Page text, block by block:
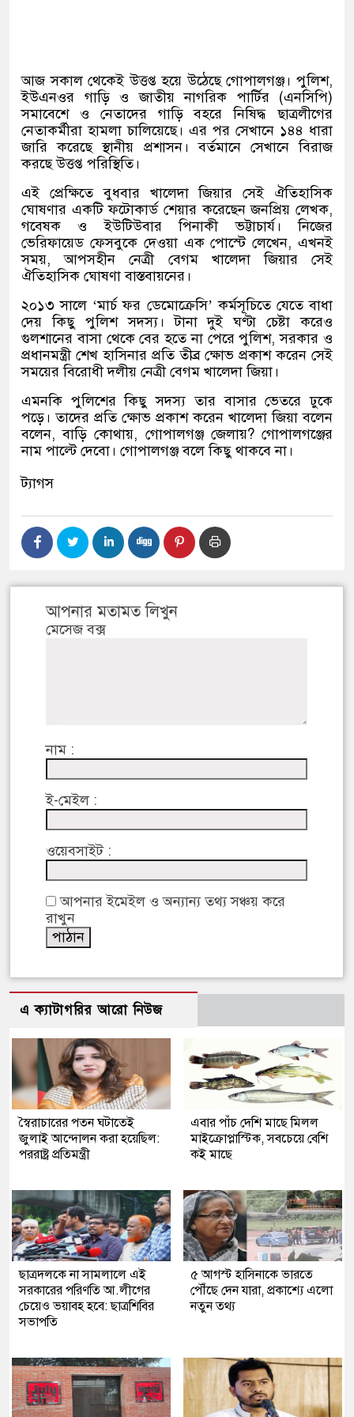
আজ সকাল থেকেই উত্তপ্ত হয়ে উঠেছে গোপালগঞ্জ। পুলিশ,
ইউএনওর গাড়ি ও জাতীয় নাগরিক পার্টির (এনসিপি)
সমাবেশে ও নেতাদের গাড়ি বহরে নিষিদ্ধ ছাত্রলীগের
নেতাকর্মীরা হামলা চালিয়েছে। এর পর সেখানে ১৪৪ ধারা
জারি করেছে স্থানীয় প্রশাসন। বর্তমানে সেখানে বিরাজ
করছে উত্তপ্ত পরিস্থিতি।
এই প্রেক্ষিতে বুধবার খালেদা জিয়ার সেই ঐতিহাসিক
ঘোষণার একটি ফটোকার্ড শেয়ার করেছেন জনপ্রিয় লেখক,
গবেষক ও ইউটিউবার পিনাকী ভট্টাচার্য। নিজের
ভেরিফায়েড ফেসবুকে দেওয়া এক পোস্টে লেখেন, এখনই
সময়, আপসহীন নেত্রী বেগম খালেদা জিয়ার সেই
ঐতিহাসিক ঘোষণা বাস্তবায়নের।
২০১৩ সালে ‘মার্চ ফর ডেমোক্রেসি’ কর্মসূচিতে যেতে বাধা
দেয় কিছু পুলিশ সদস্য। টানা দুই ঘণ্টা চেষ্টা করেও
গুলশানের বাসা থেকে বের হতে না পেরে পুলিশ, সরকার ও
প্রধানমন্ত্রী শেখ হাসিনার প্রতি তীব্র ক্ষোভ প্রকাশ করেন সেই
সময়ের বিরোধী দলীয় নেত্রী বেগম খালেদা জিয়া।
এমনকি পুলিশের কিছু সদস্য তার বাসার ভেতরে ঢুকে
পড়ে। তাদের প্রতি ক্ষোভ প্রকাশ করেন খালেদা জিয়া বলেন
বলেন, বাড়ি কোথায়, গোপালগঞ্জ জেলায়? গোপালগঞ্জের
নাম পাল্টে দেবো। গোপালগঞ্জ বলে কিছু থাকবে না।
ট্যাগস
আপনার মতামত লিখুন
মেসেজ বক্স
নাম :
ই-মেইল :
ওয়েবসাইট :
আপনার ইমেইল ও অন্যান্য তথ্য সঞ্চয় করে
রাখুন
এ ক্যাটাগরির আরো নিউজ
স্বৈরাচারের পতন ঘটাতেই
জুলাই আন্দোলন করা হয়েছিল:
পররাষ্ট্র প্রতিমন্ত্রী
এবার পাঁচ দেশি মাছে মিলল
মাইক্রোপ্লাস্টিক, সবচেয়ে বেশি
কই মাছে
ছাত্রদলকে না সামলালে এই
সরকারের পরিণতি আ.লীগের
চেয়েও ভয়াবহ হবে: ছাত্রশিবির
সভাপতি
৫ আগস্ট হাসিনাকে ভারতে
পৌঁছে দেন যারা, প্রকাশ্যে এলো
নতুন তথ্য